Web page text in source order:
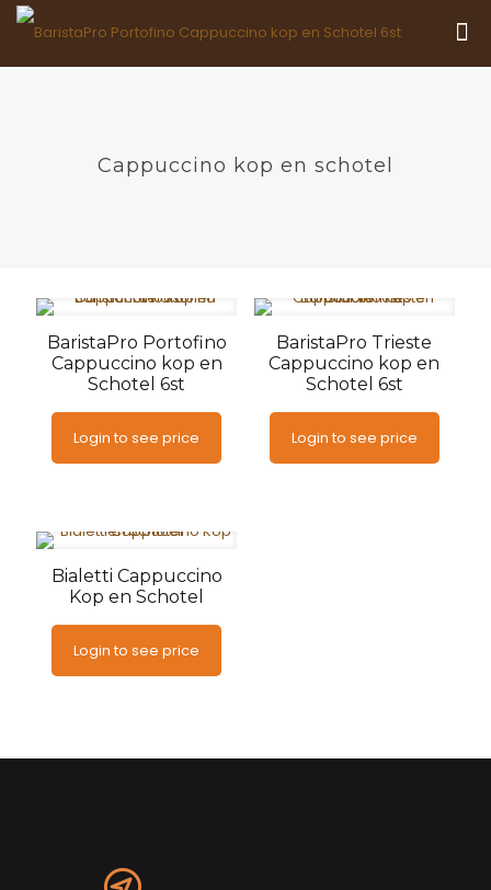
Cappuccino kop en schotel
BaristaPro Portofino
Cappuccino kop en
Schotel 6st
Login to see price
BaristaPro Trieste
Cappuccino kop en
Schotel 6st
Login to see price
Bialetti Cappuccino
Kop en Schotel
Login to see price